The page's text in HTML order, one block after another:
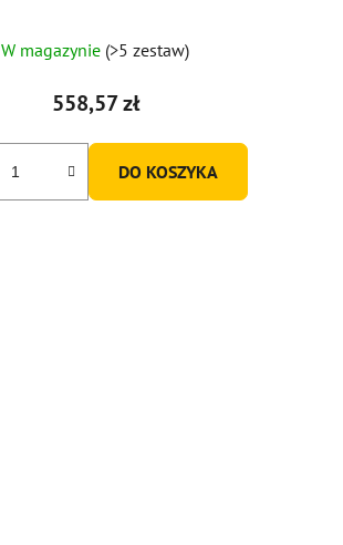
W magazynie (>5 zestaw)
558,57 zł
DO KOSZYKA